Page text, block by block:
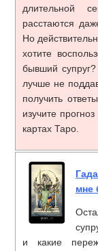
длительной
расстаются
Но
хотите
бывший
лучше не
получить
изучите
картах Таро.
мне
и какие